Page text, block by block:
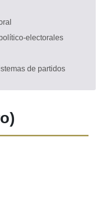
electorales
de partidos